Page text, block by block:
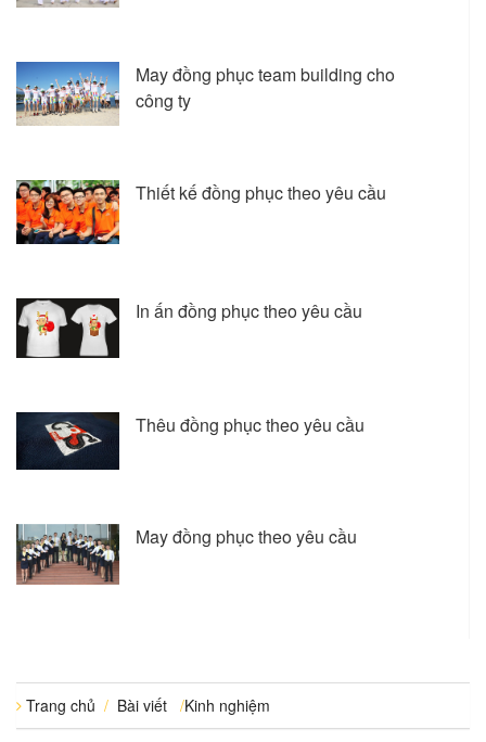
May đồng phục team building cho
công ty
Thiết kế đồng phục theo yêu cầu
In ấn đồng phục theo yêu cầu
Thêu đồng phục theo yêu cầu
May đồng phục theo yêu cầu
Trang chủ / Bài viết /Kinh nghiệm